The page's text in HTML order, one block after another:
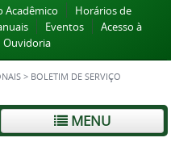
Acadêmico
Horários de
Eventos
Acesso à
Ouvidoria
> BOLETIM DE SERVIÇO
MENU